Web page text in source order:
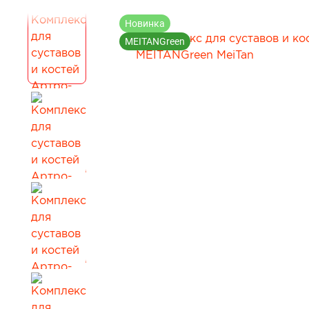
Для коррекции веса
Детокс и лимфодренаж
Для нервной системы
Для работы мозга и памяти
Активное долголетие
Для кожи, волос и ногтей
Для женского здоровья
Для детского здоровья
При диабете
Для мочеполовой системы
Сопутствующие товары
Новинка
MEITANGreen